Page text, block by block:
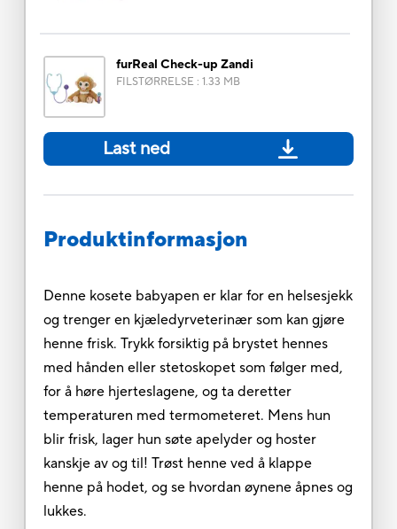
furReal Check-up Zandi
FILSTØRRELSE : 1.33 MB
Last ned
Produktinformasjon
Denne kosete babyapen er klar for en helsesjekk
og trenger en kjæledyrveterinær som kan gjøre
henne frisk. Trykk forsiktig på brystet hennes
med hånden eller stetoskopet som følger med,
for å høre hjerteslagene, og ta deretter
temperaturen med termometeret. Mens hun
blir frisk, lager hun søte apelyder og hoster
kanskje av og til! Trøst henne ved å klappe
henne på hodet, og se hvordan øynene åpnes og
lukkes.